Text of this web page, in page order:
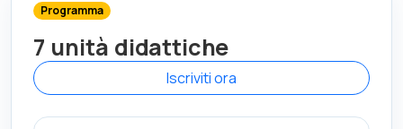
Programma
7 unità didattiche
Iscriviti ora